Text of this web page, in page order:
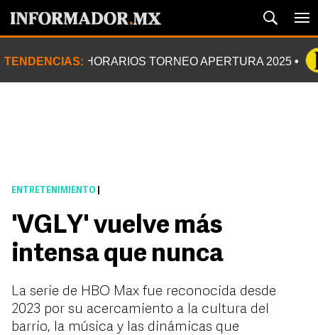
TENDENCIAS: HORARIOS TORNEO APERTURA 2025
ENTRETENIMIENTO
'VGLY' vuelve más
intensa que nunca
La serie de HBO Max fue reconocida desde
2023 por su acercamiento a la cultura del
barrio, la música y las dinámicas que